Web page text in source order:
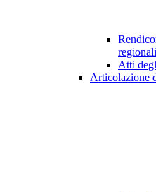
Atti
Articolazione